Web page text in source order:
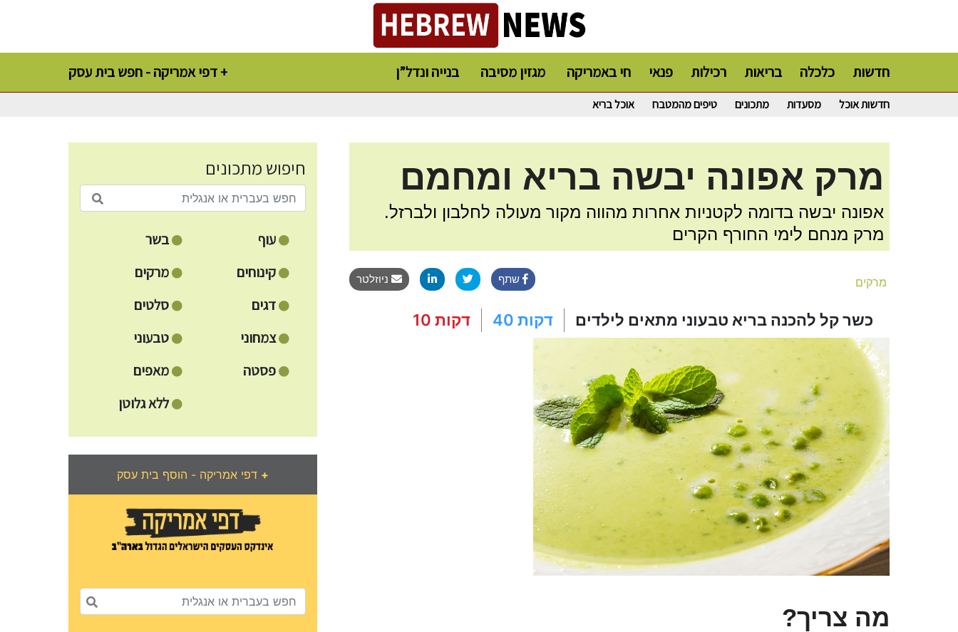
דפי אמריקה - חפש בית עסק + חדשות כלכלה בריאות רכילות פנאי חי באמריקה מגזין מסיבה בנייה ונדל”ן
חדשות אוכל מסעדות מתכונים טיפים מהמטבח אוכל בריא
חיפוש מתכונים
בשר
מרקים
סלטים
טבעוני
צמחוני
מאפים
ללא גלוטן
+
מרק אפונה יבשה בריא ומחמם
אפונה יבשה בדומה לקטניות אחרות מהווה מקור מעולה לחלבון ולברזל.
מרק מנחם לימי החורף הקרים
מרקים
10 דקות 40 דקות כשרקל להכנה בריא טבעוני מתאים לילדים
מה צריך?